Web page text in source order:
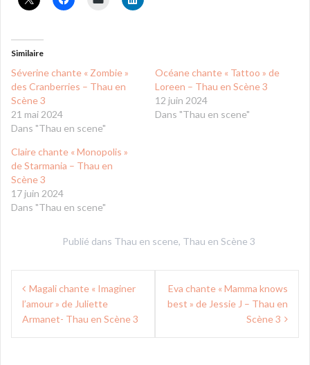
Similaire
Séverine chante « Zombie »
des Cranberries – Thau en
Scène 3
21 mai 2024
Dans "Thau en scene"
Océane chante « Tattoo » de
Loreen – Thau en Scène 3
12 juin 2024
Dans "Thau en scene"
Claire chante « Monopolis »
de Starmania – Thau en
Scène 3
17 juin 2024
Dans "Thau en scene"
Publié dans Thau en scene, Thau en Scène 3
Navigation
de
l’article
Magali chante « Imaginer
l’amour » de Juliette
Armanet- Thau en Scène 3
Eva chante « Mamma knows
best » de Jessie J – Thau en
Scène 3